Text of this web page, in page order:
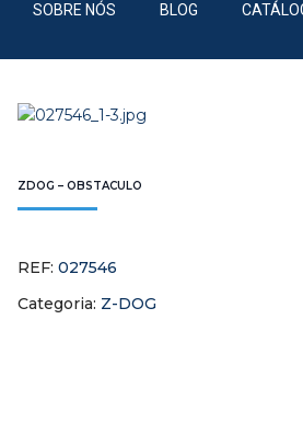
SOBRE NÓS BLOG
ZDOG – OBSTACULO
REF: 027546
Categoria: Z-DOG